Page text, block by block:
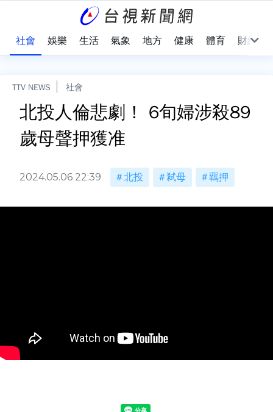
社會 娛樂 生活 氣象 地方 健康 體育 財經
TTV NEWS 社會
北投人倫悲劇！ 6旬婦涉殺89
歲母聲押獲准
2024.05.06 22:39 北投 弒母 羈押